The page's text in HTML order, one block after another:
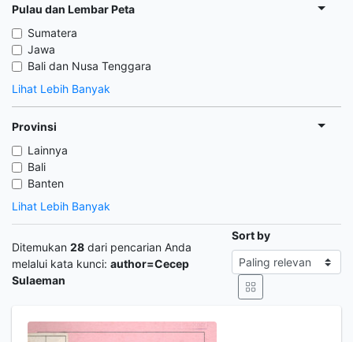
Pulau dan Lembar Peta
Sumatera
Jawa
Bali dan Nusa Tenggara
Lihat Lebih Banyak
Provinsi
Lainnya
Bali
Banten
Lihat Lebih Banyak
Ditemukan 28 dari pencarian Anda
melalui kata kunci: author=Cecep
Sulaeman
Sort by